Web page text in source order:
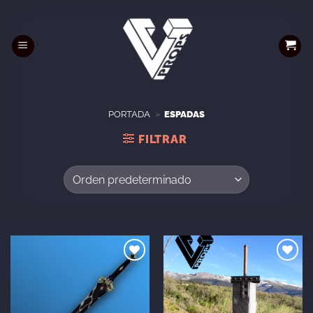
contenido
PORTADA » ESPADAS
FILTRAR